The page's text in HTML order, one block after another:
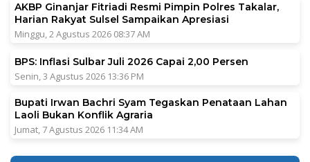
AKBP Ginanjar Fitriadi Resmi Pimpin Polres Takalar,
Harian Rakyat Sulsel Sampaikan Apresiasi
Minggu, 2 Agustus 2026 08:37 AM
BPS: Inflasi Sulbar Juli 2026 Capai 2,00 Persen
Senin, 3 Agustus 2026 13:36 PM
Bupati Irwan Bachri Syam Tegaskan Penataan Lahan
Laoli Bukan Konflik Agraria
Jumat, 7 Agustus 2026 11:34 AM